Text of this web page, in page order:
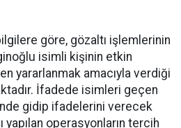
göre, gözaltı işlemlerinin
isimli kişinin etkin
yararlanmak amacıyla verdiği
İfadede isimleri geçen
gidip ifadelerini verecek
yapılan operasyonların tercih